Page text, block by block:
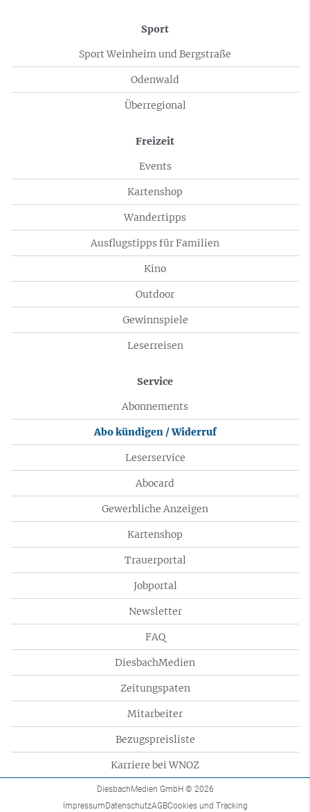
Sport
Sport Weinheim und Bergstraße
Odenwald
Überregional
Freizeit
Events
Kartenshop
Wandertipps
Ausflugstipps für Familien
Kino
Outdoor
Gewinnspiele
Leserreisen
Service
Abonnements
Abo kündigen / Widerruf
Leserservice
Abocard
Gewerbliche Anzeigen
Kartenshop
Trauerportal
Jobportal
Newsletter
FAQ
DiesbachMedien
Zeitungspaten
Mitarbeiter
Bezugspreisliste
Karriere bei WNOZ
DiesbachMedien GmbH © 2026
ImpressumDatenschutzAGBCookies und Tracking